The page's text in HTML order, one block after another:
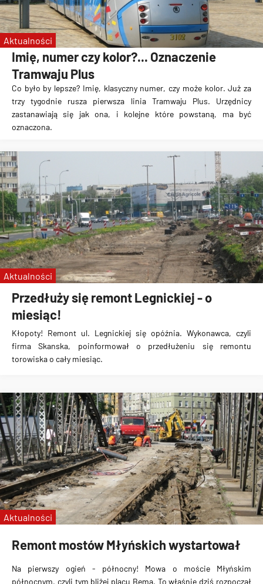
Imię, numer czy kolor?... Oznaczenie
Tramwaju Plus
Co było by lepsze? Imię, klasyczny numer, czy może kolor. Już za
trzy tygodnie rusza pierwsza linia Tramwaju Plus. Urzędnicy
zastanawiają się jak ona, i kolejne które powstaną, ma być
oznaczona.
Aktualności
Przedłuży się remont Legnickiej - o
miesiąc!
Kłopoty! Remont ul. Legnickiej się opóźnia. Wykonawca, czyli
firma Skanska, poinformował o przedłużeniu się remontu
torowiska o cały miesiąc.
Aktualności
Remont mostów Młyńskich wystartował
Na pierwszy ogień - północny! Mowa o moście Młyńskim
północnym, czyli tym bliżej placu Bema. To właśnie dziś rozpoczął
Aktualności